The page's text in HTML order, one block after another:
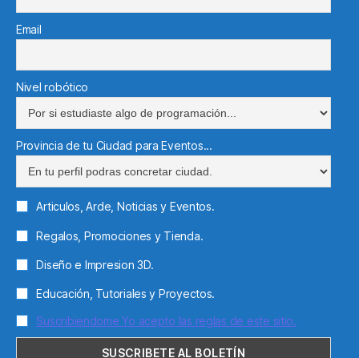
Email
Nivel robótico
Provincia de tu Ciudad para Eventos...
Articulos, Arde, Noticias y Eventos.
Regalos, Promociones y Tienda.
Diseño e Impresion 3D.
Educación, Tutoriales y Proyectos.
Suscribiendome Yo acepto las reglas de este sitio.